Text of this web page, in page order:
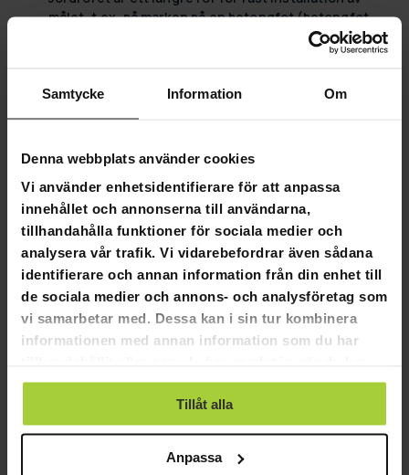
Samtycke Information Om
Denna webbplats använder cookies
Vi använder enhetsidentifierare för att anpassa
innehållet och annonserna till användarna,
tillhandahålla funktioner för sociala medier och
analysera vår trafik. Vi vidarebefordrar även sådana
identifierare och annan information från din enhet till
de sociala medier och annons- och analysföretag som
vi samarbetar med. Dessa kan i sin tur kombinera
informationen med annan information som du har
använt deras tjänster.
Tillåt alla
Anpassa
målet, t.ex. på marken på en betongfot (betongfot
Bergplattan tillåter att kroppen fixeras till t.ex. en
Produktinfo:
(godkännande av mästarnivå)
Höjd: 144 cm
Övre kragehöjd: 10 cm
Övre krage diameter: 56 cm
Bredd på nedre korg: 68 cm
Bottenkorgens höjd: 23,5 cm
Stöddiameter: 67 cm
Stativhöjd: 12 cm
Längden på mittledningen: 142 cm
Jordrörslängd: 188 cm + 61 cm
Jordrörets diameter: 4,8 cm
Stenplåtmaterial: stål
Hål i bergplattan för montering (bultar ingår inte)